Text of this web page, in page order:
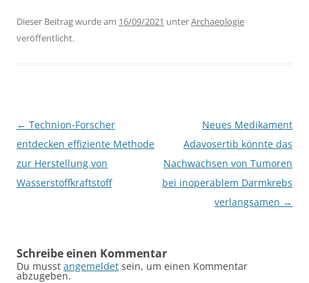
Dieser Beitrag wurde am 16/09/2021 unterArchaeologie
veröffentlicht.
Beitragsnavigation
← Technion-Forscher
entdecken effiziente Methode
zur Herstellung von
Wasserstoffkraftstoff
Neues Medikament
Adavosertib könnte das
Nachwachsen von Tumoren
bei inoperablem Darmkrebs
verlangsamen →
Schreibe einen Kommentar
Du musst angemeldet sein, um einen Kommentar
abzugeben.